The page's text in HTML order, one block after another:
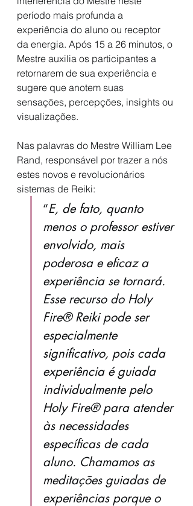
período mais profunda a
experiência do aluno ou receptor
da energia. Após 15 a 26 minutos, o
Mestre auxilia os participantes a
retornarem de sua experiência e
sugere que anotem suas
sensações, percepções, insights ou
visualizações.
Nas palavras do Mestre William Lee
Rand, responsável por trazer a nós
estes novos e revolucionários
sistemas de Reiki:
“E, de fato, quanto
menos o professor estiver
envolvido, mais
poderosa e eficaz a
experiência se tornará.
Esse recurso do Holy
Fire® Reiki pode ser
especialmente
significativo, pois cada
experiência é guiada
individualmente pelo
Holy Fire® para atender
às necessidades
específicas de cada
aluno. Chamamos as
meditações guiadas de
experiências porque o